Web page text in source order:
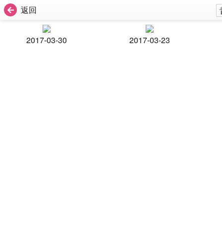
返回
2017-03-30 2017-03-23